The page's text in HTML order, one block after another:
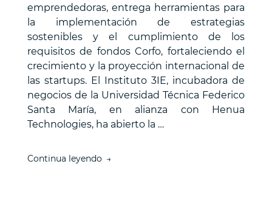
emprendedoras, entrega herramientas para
la implementación de estrategias
sostenibles y el cumplimiento de los
requisitos de fondos Corfo, fortaleciendo el
crecimiento y la proyección internacional de
las startups. El Instituto 3IE, incubadora de
negocios de la Universidad Técnica Federico
Santa María, en alianza con Henua
Technologies, ha abierto la …
Continua leyendo“Instituto